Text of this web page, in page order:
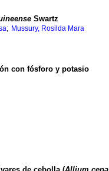
Swartz
; Mussury, Rosilda Mara
con fósforo y potasio